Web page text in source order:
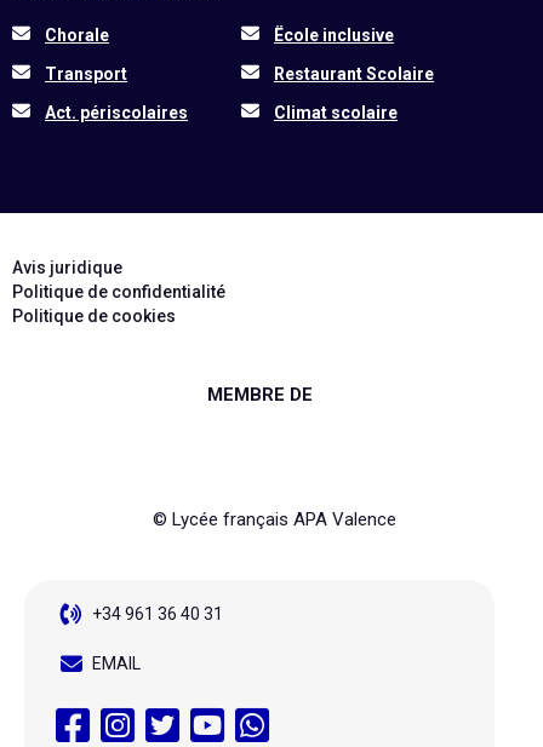
Chorale
Ëcole inclusive
Transport
Restaurant Scolaire
Act. périscolaires
Climat scolaire
MEMBRE DE
Avis juridique
Politique de confidentialité
Politique de cookies
© Lycée français APA Valence
+34 961 36 40 31
EMAIL